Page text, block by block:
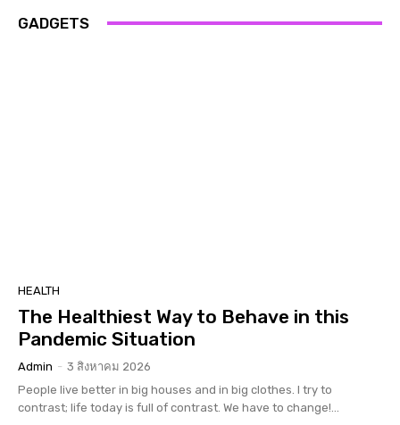
GADGETS
HEALTH
The Healthiest Way to Behave in this
Pandemic Situation
Admin - 3 สิงหาคม 2026
People live better in big houses and in big clothes. I try to
contrast; life today is full of contrast. We have to change!...